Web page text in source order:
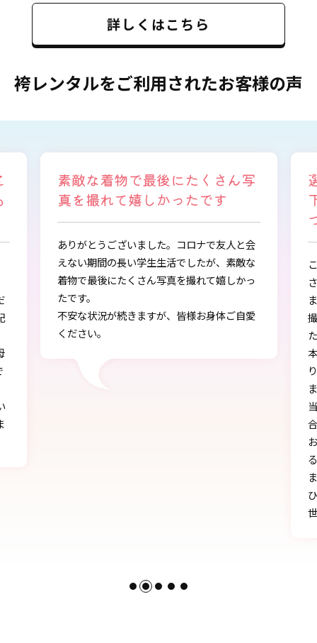
詳しくはこちら
袴レンタルをご利用されたお客様の声
選ぶ時から色々と親身になって
下さり、自分に似合うものを見
つけることができました
この度は、とても素敵な着物・袴をご提供下
さりありがとうございました。
また、早朝からの着付、ヘアアレンジ、写真
撮影もしていただき、ありがとうございまし
た。